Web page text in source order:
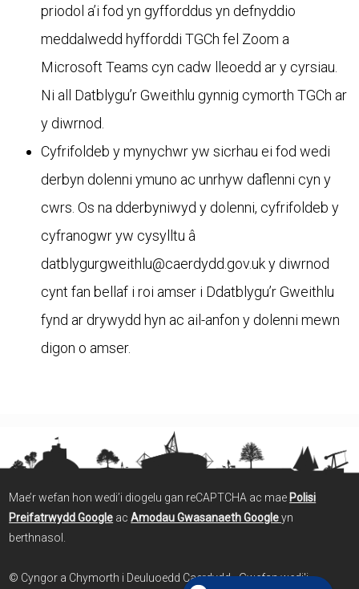
priodol a’i fod yn gyfforddus yn defnyddio
meddalwedd hyfforddi TGCh fel Zoom a
Microsoft Teams cyn cadw lleoedd ar y cyrsiau.
Ni all Datblygu’r Gweithlu gynnig cymorth TGCh ar
y diwrnod.
Cyfrifoldeb y mynychwr yw sicrhau ei fod wedi
derbyn dolenni ymuno ac unrhyw daflenni cyn y
cwrs. Os na dderbyniwyd y dolenni, cyfrifoldeb y
cyfranogwr yw cysylltu â
datblygurgweithlu@caerdydd.gov.uk y diwrnod
cynt fan bellaf i roi amser i Ddatblygu’r Gweithlu
fynd ar drywydd hyn ac ail-anfon y dolenni mewn
digon o amser.
Mae’r wefan hon wedi’i diogelu gan reCAPTCHA ac mae Polisi
Preifatrwydd Google acAmodau Gwasanaeth Googleyn
berthnasol.
© Cyngor a Chymorth i Deuluoedd Caerdydd - Gwefan wedi'i